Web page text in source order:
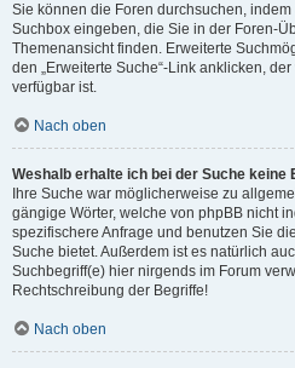
Sie können die Foren durchsuchen,
Suchbox eingeben, die Sie in der Foren-
Themenansicht finden. Erweiterte
den „Erweiterte Suche“-Link anklicken,
verfügbar ist.
Nach oben
Weshalb erhalte ich bei der Suche keine
Ihre Suche war möglicherweise zu
gängige Wörter, welche von phpBB nicht
spezifischere Anfrage und benutzen Sie
Suche bietet. Außerdem ist es natürlich
Suchbegriff(e) hier nirgends im Forum
Rechtschreibung der Begriffe!
Nach oben